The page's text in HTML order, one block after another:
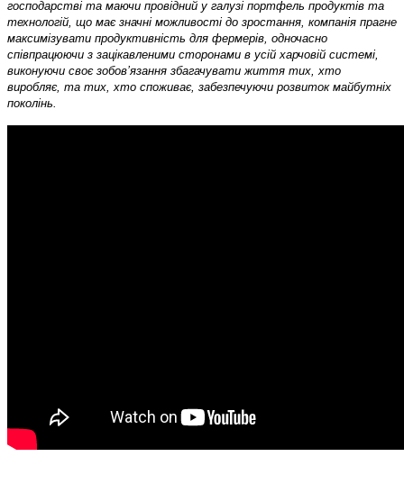
господарстві та маючи провідний у галузі портфель продуктів та
технологій, що має значні можливості до зростання, компанія прагне
максимізувати продуктивність для фермерів, одночасно
співпрацюючи з зацікавленими сторонами в усій харчовій системі,
виконуючи своє зобов’язання збагачувати життя тих, хто
виробляє, та тих, хто споживає, забезпечуючи розвиток майбутніх
поколінь.